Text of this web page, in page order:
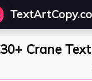
30+ Crane